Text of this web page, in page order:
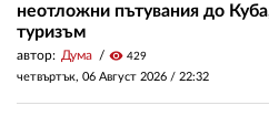
неотложни пътувания до
туризъм
автор: Дума visibility 429
четвъртък, 06 Август 2026 / 22:32